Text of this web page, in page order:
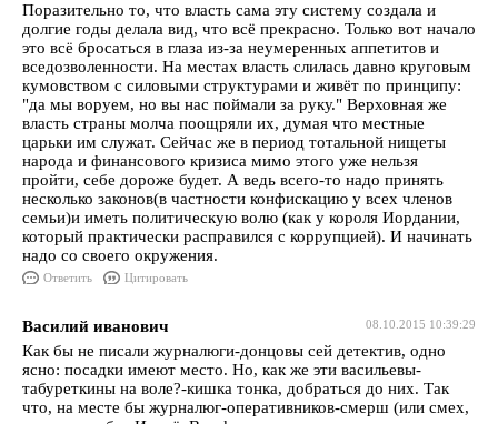
Поразительно то, что власть сама эту систему создала и
долгие годы делала вид, что всё прекрасно. Только вот начало
это всё бросаться в глаза из-за неумеренных аппетитов и
вседозволенности. На местах власть слилась давно круговым
кумовством с силовыми структурами и живёт по принципу:
"да мы воруем, но вы нас поймали за руку." Верховная же
власть страны молча поощряли их, думая что местные
царьки им служат. Сейчас же в период тотальной нищеты
народа и финансового кризиса мимо этого уже нельзя
пройти, себе дороже будет. А ведь всего-то надо принять
несколько законов(в частности конфискацию у всех членов
семьи)и иметь политическую волю (как у короля Иордании,
который практически расправился с коррупцией). И начинать
надо со своего окружения.
Ответить Цитировать
08.10.2015 10:39:29
Василий иванович
Как бы не писали журналюги-донцовы сей детектив, одно
ясно: посадки имеют место. Но, как же эти васильевы-
табуреткины на воле?-кишка тонка, добраться до них. Так
что, на месте бы журналюг-оперативников-смерш (или смех,